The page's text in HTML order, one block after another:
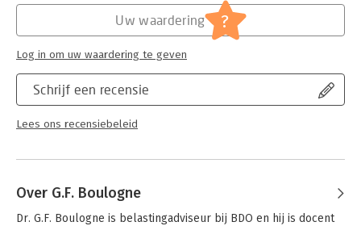
Juridisch
Jongbloed:
Ondernemingsrecht
Serie:
Schrijf een recensie
Lees ons recensiebeleid
Uw waardering ?
Log in om uw waardering te geven
Over G.F. Boulogne
Dr. G.F. Boulogne is belastingadviseur bij BDO en hij is docent